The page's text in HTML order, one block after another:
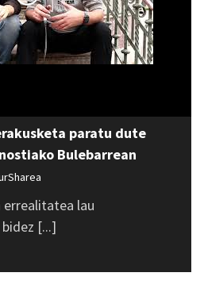
paratu dute
Bulebarrean
lau
[...]